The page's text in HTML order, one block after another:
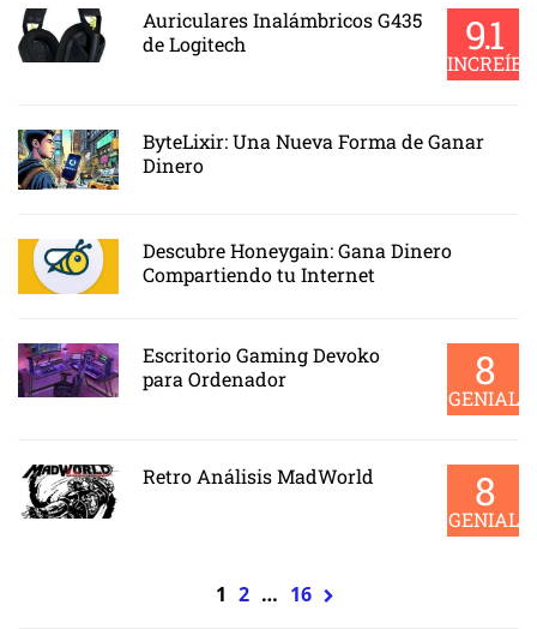
Auriculares Inalámbricos G435
de Logitech
9.1
ByteLixir: Una Nueva Forma de Ganar
Dinero
Descubre Honeygain: Gana Dinero
Compartiendo tu Internet
Escritorio Gaming Devoko
para Ordenador
8
GENIAL
Retro Análisis MadWorld 8
GENIAL
1 2 … 16